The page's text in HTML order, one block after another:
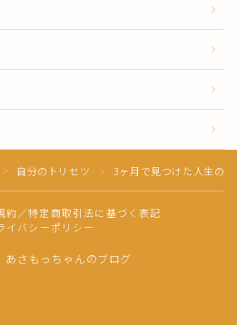
Me
＞ 自分のトリセツ ＞ 3ヶ月で見つけた人生の
約／特定商取引法に基づく表記
イバシーポリシー
あさもっちゃんのブログ